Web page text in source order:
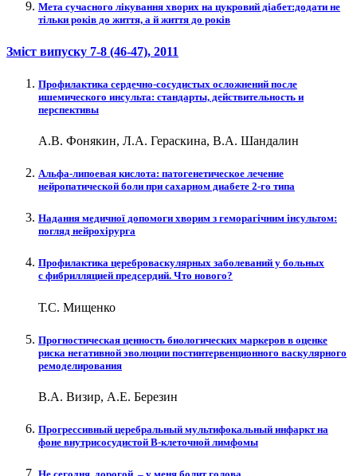
Мета сучасного лікування хворих на цукровий діабет:додати не
тільки років до життя, а й життя до років
Зміст випуску 7-8 (46-47), 2011
Профилактика сердечно-сосудистых осложнений после
ишемического инсульта: стандарты, действительность и
перспективы
А.В. Фонякин, Л.А. Гераскина, В.А. Шандалин
Альфа-липоевая кислота: патогенетическое лечение
нейропатической боли при сахарном диабете 2-го типа
Надання медичної допомоги хворим з геморагічним інсультом:
погляд нейрохірурга
Профилактика цереброваскулярных заболеваний у больных
с фибрилляцией предсердий. Что нового?
Т.С. Мищенко
Прогностическая ценность биологических маркеров в оценке
риска негативной эволюции постинтервенционного васкулярного
ремоделирования
В.А. Визир, А.Е. Березин
Прогрессивный церебральный мультифокальный инфаркт на
фоне внутрисосудистой В-клеточной лимфомы